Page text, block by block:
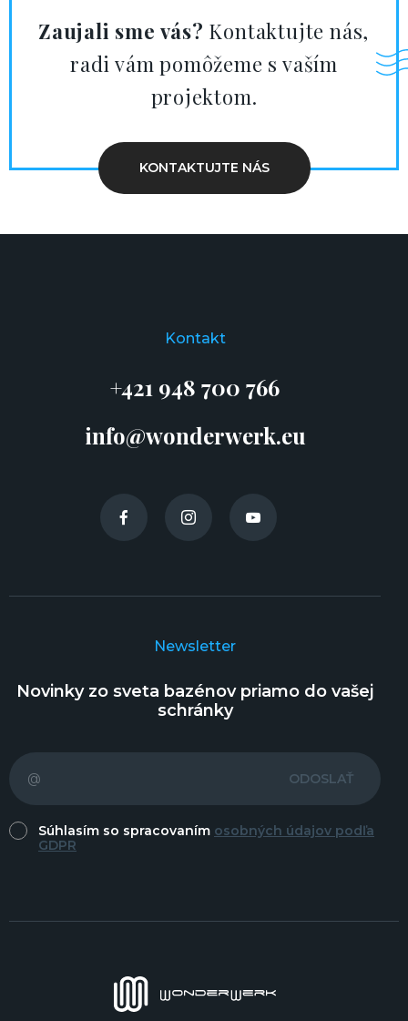
Zaujali sme vás? Kontaktujte nás,
radi vám pomôžeme s vaším
projektom.
KONTAKTUJTE NÁS
Kontakt
+421 948 700 766
info@wonderwerk.eu
Newsletter
Novinky zo sveta bazénov priamo do vašej
schránky
ODOSLAŤ
Súhlasím so spracovaním osobných údajov podľa
GDPR